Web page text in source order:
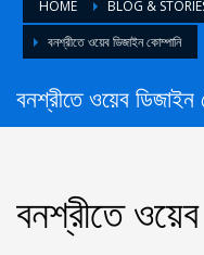
HOME BLOG &
বনশ্রীতে ওয়েব ডিজাইন কোম্পানি
বনশ্রীতে ওয়েব ডিজাইন
বনশ্রীতে